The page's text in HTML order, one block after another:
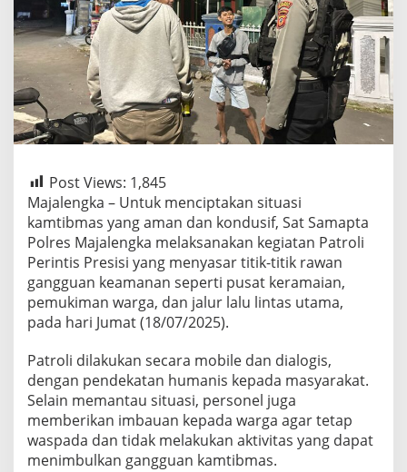
Post Views: 1,845
Majalengka – Untuk menciptakan situasi
kamtibmas yang aman dan kondusif, Sat Samapta
Polres Majalengka melaksanakan kegiatan Patroli
Perintis Presisi yang menyasar titik-titik rawan
gangguan keamanan seperti pusat keramaian,
pemukiman warga, dan jalur lalu lintas utama,
pada hari Jumat (18/07/2025).
Patroli dilakukan secara mobile dan dialogis,
dengan pendekatan humanis kepada masyarakat.
Selain memantau situasi, personel juga
memberikan imbauan kepada warga agar tetap
waspada dan tidak melakukan aktivitas yang dapat
menimbulkan gangguan kamtibmas.